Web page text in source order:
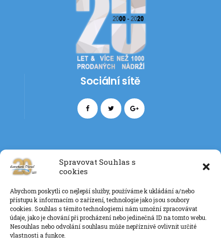
Spravovat Souhlas s
cookies
Abychom poskytli co nejlepší služby, používáme k ukládání a/nebo
přístupu k informacím o zařízení, technologie jako jsou soubory
cookies. Souhlas s těmito technologiemi nám umožní zpracovávat
údaje, jako je chování při procházení nebo jedinečná ID na tomto webu.
Nesouhlas nebo odvolání souhlasu může nepříznivě ovlivnit určité
vlastnosti a funkce.
Sociální sítě
+420 777 085 135
info@eurotankdiesel.cz